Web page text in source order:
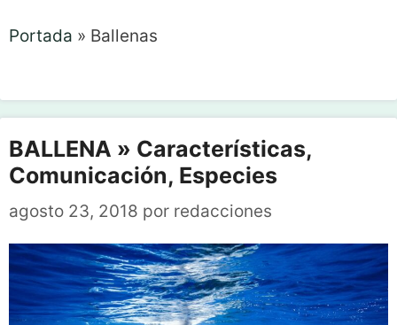
Portada » Ballenas
BALLENA » Características,
Comunicación, Especies
agosto 23, 2018 por redacciones